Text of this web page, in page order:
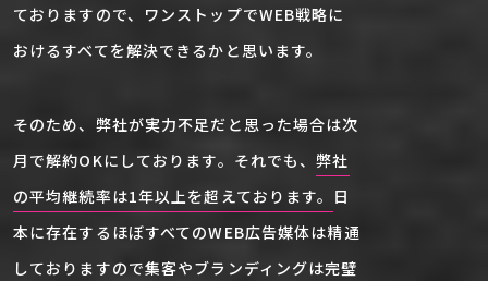
ておりますので、ワンストップでWEB戦略に
おけるすべてを解決できるかと思います。
そのため、弊社が実力不足だと思った場合は次
月で解約OKにしております。それでも、弊社
の平均継続率は1年以上を超えております。 日
本に存在するほぼすべてのWEB広告媒体は精通
しておりますので集客やブランディングは完璧